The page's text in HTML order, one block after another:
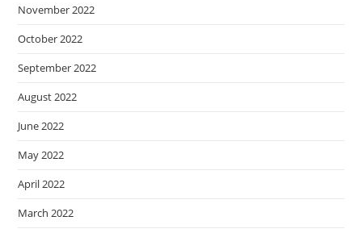
November 2022
October 2022
September 2022
August 2022
June 2022
May 2022
April 2022
March 2022